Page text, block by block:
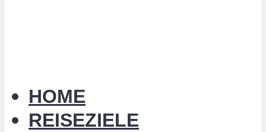
HOME
REISEZIELE